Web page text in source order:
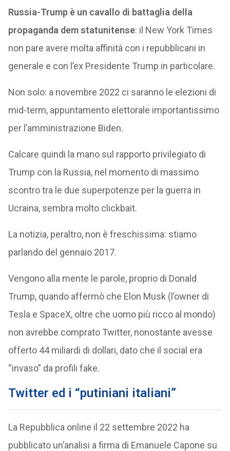
Russia-Trump è un cavallo di battaglia della
propaganda dem statunitense: il New York Times
non pare avere molta affinità con i repubblicani in
generale e con l’ex Presidente Trump in particolare.
Non solo: a novembre 2022 ci saranno le elezioni di
mid-term, appuntamento elettorale importantissimo
per l’amministrazione Biden.
Calcare quindi la mano sul rapporto privilegiato di
Trump con la Russia, nel momento di massimo
scontro tra le due superpotenze per la guerra in
Ucraina, sembra molto clickbait.
La notizia, peraltro, non è freschissima: stiamo
parlando del gennaio 2017.
Vengono alla mente le parole, proprio di Donald
Trump, quando affermò che Elon Musk (l’owner di
Tesla e SpaceX, oltre che uomo più ricco al mondo)
non avrebbe comprato Twitter, nonostante avesse
offerto 44 miliardi di dollari, dato che il social era
“invaso” da profili fake.
Twitter ed i “putiniani italiani”
La Repubblica online il 22 settembre 2022 ha
pubblicato un’analisi a firma di Emanuele Capone su